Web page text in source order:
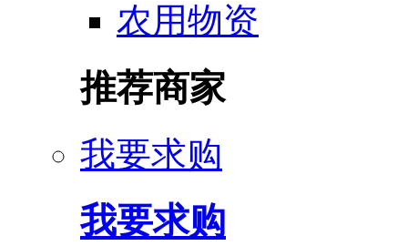
农用物资
推荐商家
我要求购
我要求购